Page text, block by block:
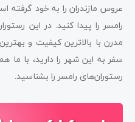
عروس مازندران را به خود گرفته
رامسر را پیدا کنید. در این
مدرن با بالاترین کیفیت و
سفر به این شهر را دارید، با ما
رستوران‌های رامسر را بشناسید.